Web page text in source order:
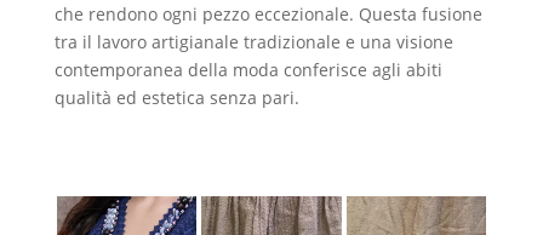
che rendono ogni pezzo eccezionale. Questa fusione
tra il lavoro artigianale tradizionale e una visione
contemporanea della moda conferisce agli abiti
qualità ed estetica senza pari.